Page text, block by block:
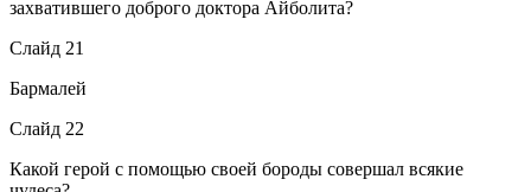
захватившего доброго доктора Айболита?
Слайд 21
Бармалей
Слайд 22
Какой герой с помощью своей бороды совершал всякие